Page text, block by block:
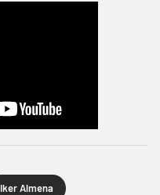
Iker Almena